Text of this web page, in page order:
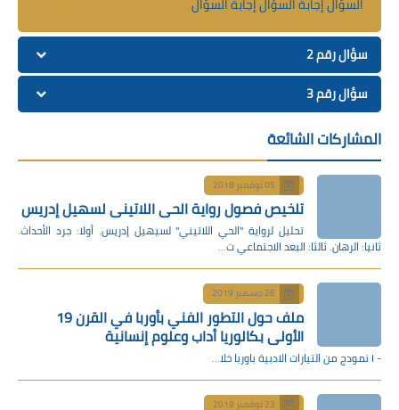
سؤال رقم 2
سؤال رقم 3
المشاركات الشائعة
05 نوفمبر 2018
تلخيص فصول رواية الحي اللاتيني لسهيل إدريس
تحليل لرواية "الحي اللاتيني" لسيهيل إدريس. أولا: جرد الأحداث.
ثانيا: الرهان. ثالثا: البعد الاجتماعي ت…
26 ديسمبر 2019
ملف حول التطور الفني بأوربا في القرن 19
الأولى بكالوريا أداب وعلوم إنسانية
- I نمودج من التيارات الادبية باوربا خلا…
23 نوفمبر 2019